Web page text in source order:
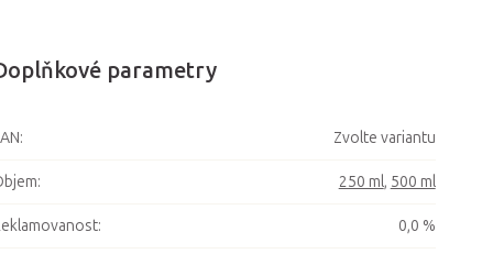
parametry
: Zvolte variantu
: 250 ml, 500 ml
: 0,0 %